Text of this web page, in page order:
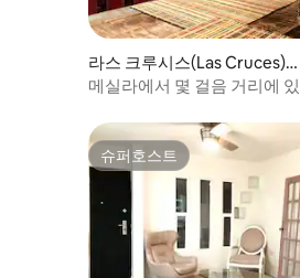
라스 크루시스(Las Cruces)의
콘도미니엄
메실라에서 몇 걸음 거리에
슈퍼호스트
슈퍼호스트